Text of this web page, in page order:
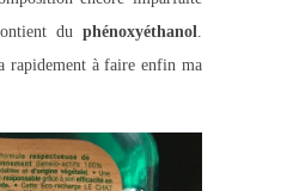
du phénoxyéthanol.
rapidement à faire enfin ma